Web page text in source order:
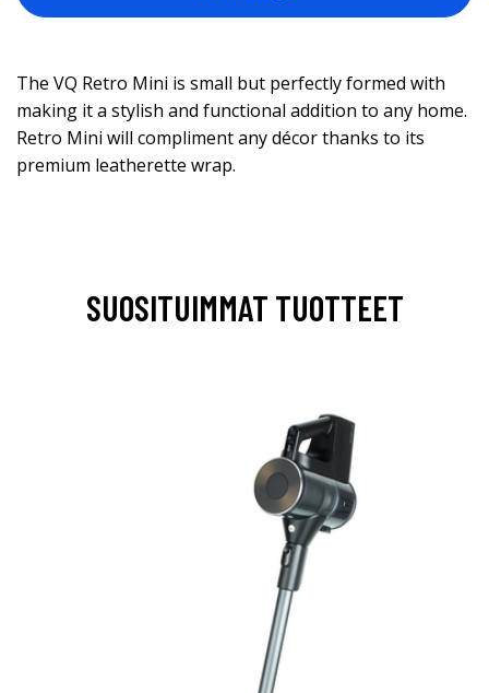
The VQ Retro Mini is small but perfectly formed with
making it a stylish and functional addition to any home.
Retro Mini will compliment any décor thanks to its
premium leatherette wrap.
SUOSITUIMMAT TUOTTEET